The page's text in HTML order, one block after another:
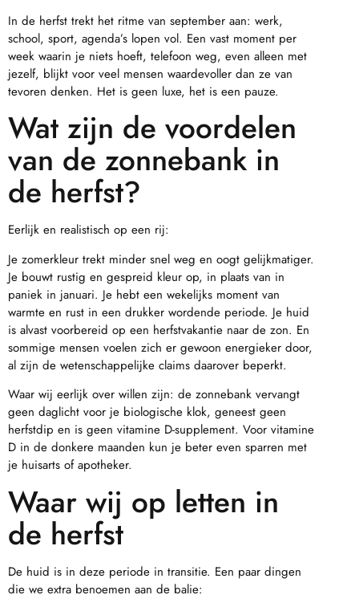
In de herfst trekt het ritme van september aan: werk,
school, sport, agenda’s lopen vol. Een vast moment per
week waarin je niets hoeft, telefoon weg, even alleen met
jezelf, blijkt voor veel mensen waardevoller dan ze van
tevoren denken. Het is geen luxe, het is een pauze.
Wat zijn de voordelen
van de zonnebank in
de herfst?
Eerlijk en realistisch op een rij:
Je zomerkleur trekt minder snel weg en oogt gelijkmatiger.
Je bouwt rustig en gespreid kleur op, in plaats van in
paniek in januari. Je hebt een wekelijks moment van
warmte en rust in een drukker wordende periode. Je huid
is alvast voorbereid op een herfstvakantie naar de zon. En
sommige mensen voelen zich er gewoon energieker door,
al zijn de wetenschappelijke claims daarover beperkt.
Waar wij eerlijk over willen zijn: de zonnebank vervangt
geen daglicht voor je biologische klok, geneest geen
herfstdip en is geen vitamine D-supplement. Voor vitamine
D in de donkere maanden kun je beter even sparren met
je huisarts of apotheker.
Waar wij op letten in
de herfst
De huid is in deze periode in transitie. Een paar dingen
die we extra benoemen aan de balie: